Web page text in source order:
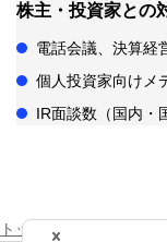
株主・投資家との
電話会議、決算
個人投資家向け
IR面談数（国内
トップページ